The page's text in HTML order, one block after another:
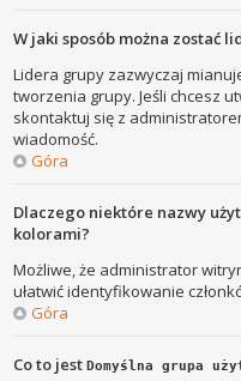
W jaki sposób można zostać
Lidera grupy zazwyczaj
tworzenia grupy. Jeśli chcesz
skontaktuj się z
wiadomość.
Góra
Dlaczego niektóre nazwy
kolorami?
Możliwe, że administrator
ułatwić identyfikowanie
Góra
Co to jestDomyślna grupa